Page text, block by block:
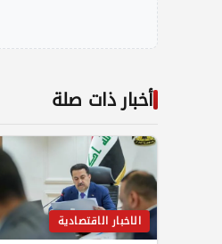
أخبار ذات صلة
الاخبار الاقتصادية